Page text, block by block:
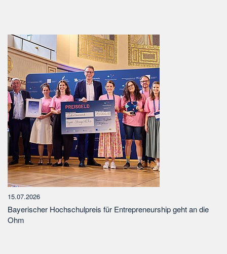
15.07.2026
Bayerischer Hochschulpreis für Entrepreneurship geht an die
Ohm